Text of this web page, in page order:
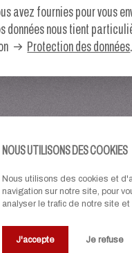
NOUS UTILISONS DES COOKIES
Nous utilisons des cookies et
navigation sur notre site, pour
analyser le trafic de notre site
J'accepte Je refuse
avez fournies pour vous
données nous tient
Protection des données